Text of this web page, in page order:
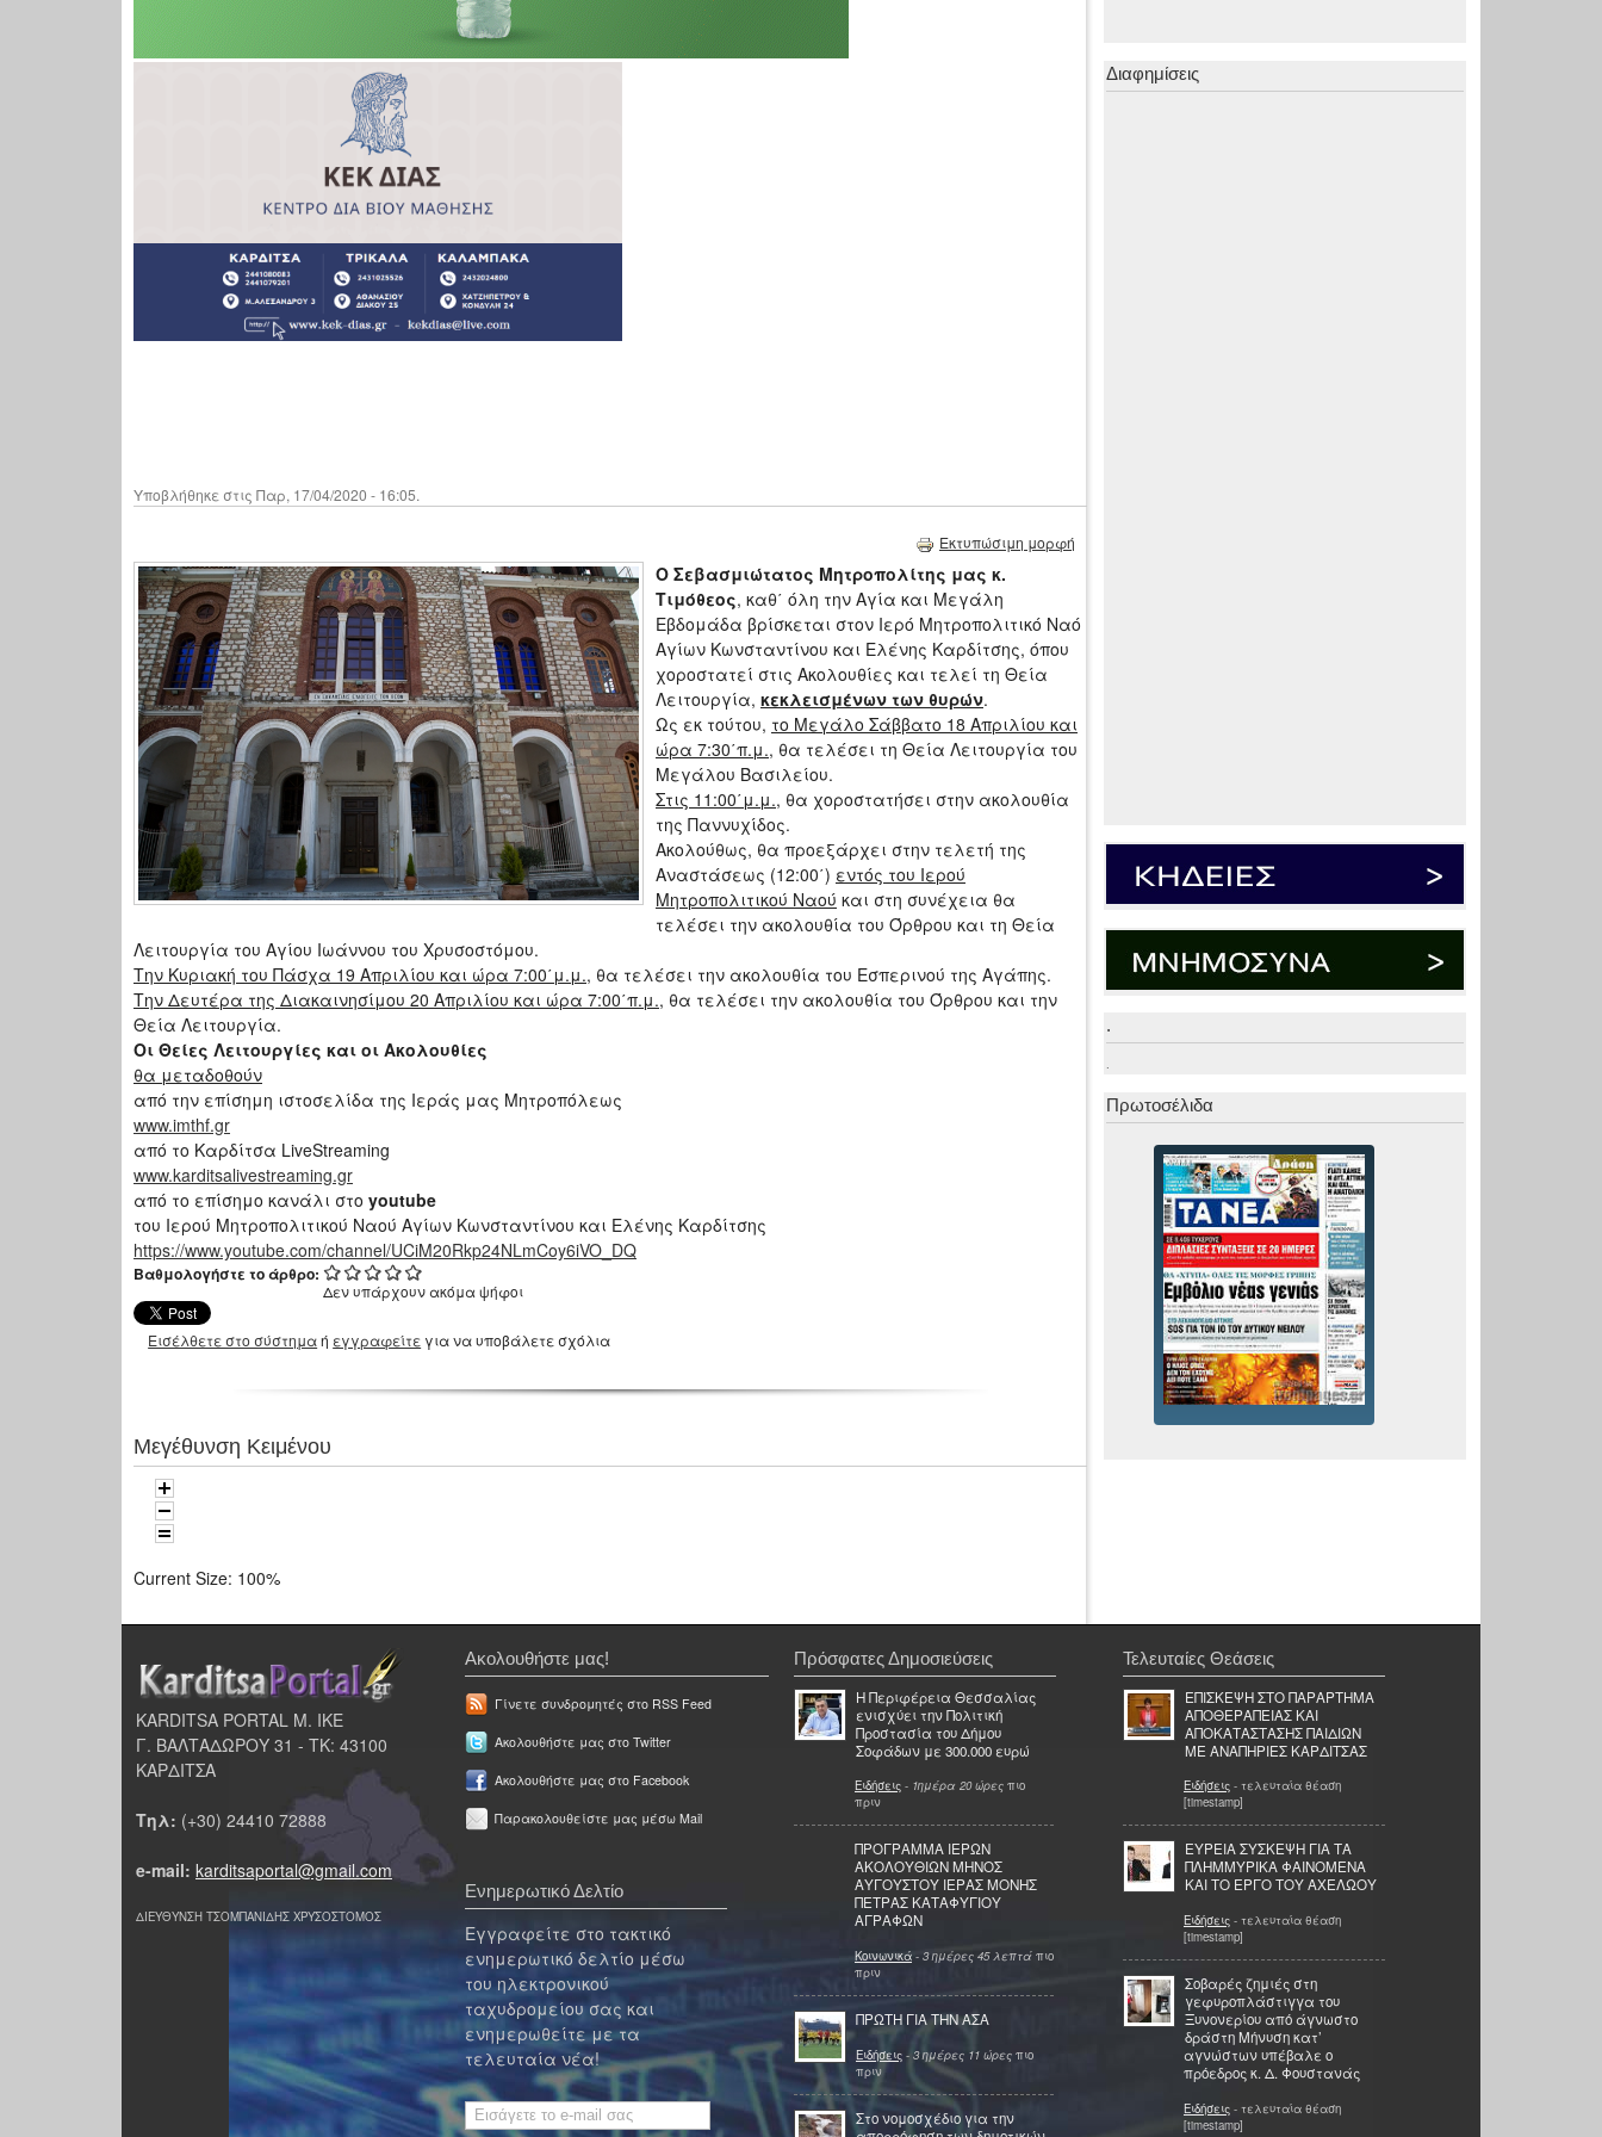
Υποβλήθηκε στις Παρ, 17/04/2020 - 16:05.
Εκτυπώσιμη μορφή
Ο Σεβασμιώτατος Μητροπολίτης μας κ.
Τιμόθεος, καθ΄ όλη την Αγία και Μεγάλη
Εβδομάδα βρίσκεται στον Ιερό Μητροπολιτικό Ναό
Αγίων Κωνσταντίνου και Ελένης Καρδίτσης, όπου
χοροστατεί στις Ακολουθίες και τελεί τη Θεία
Λειτουργία, κεκλεισμένων των θυρών.
Ως εκ τούτου, το Μεγάλο Σάββατο 18 Απριλίου και
ώρα 7:30΄π.μ., θα τελέσει τη Θεία Λειτουργία του
Μεγάλου Βασιλείου.
Στις 11:00΄μ.μ., θα χοροστατήσει στην ακολουθία
της Παννυχίδος.
Ακολούθως, θα προεξάρχει στην τελετή της
Αναστάσεως (12:00΄) εντός του Ιερού
Μητροπολιτικού Ναού και στη συνέχεια θα
τελέσει την ακολουθία του Όρθρου και τη Θεία
Λειτουργία του Αγίου Ιωάννου του Χρυσοστόμου.
Την Κυριακή του Πάσχα 19 Απριλίου και ώρα 7:00΄μ.μ., θα τελέσει την ακολουθία του Εσπερινού της Αγάπης.
Την Δευτέρα της Διακαινησίμου 20 Απριλίου και ώρα 7:00΄π.μ., θα τελέσει την ακολουθία του Όρθρου και την
Θεία Λειτουργία.
Οι Θείες Λειτουργίες και οι Ακολουθίες
θα μεταδοθούν
από την επίσημη ιστοσελίδα της Ιεράς μας Μητροπόλεως
www.imthf.gr
από το Καρδίτσα LiveStreaming
www.karditsalivestreaming.gr
από το επίσημο κανάλι στο youtube
του Ιερού Μητροπολιτικού Ναού Αγίων Κωνσταντίνου και Ελένης Καρδίτσης
https://www.youtube.com/channel/UCiM20Rkp24NLmCoy6iVO_DQ
Βαθμολογήστε το άρθρο:
Δεν υπάρχουν ακόμα ψήφοι
Εισέλθετε στο σύστημαή εγγραφείτε για να υποβάλετε σχόλια
Μεγέθυνση Κειμένου
Current Size: 100%
Διαφημίσεις
.
.
Πρωτοσέλιδα
KARDITSA PORTAL Μ. ΙΚΕ
Γ. ΒΑΛΤΑΔΩΡΟΥ 31 - ΤΚ: 43100
ΚΑΡΔΙΤΣΑ
Τηλ: (+30) 24410 72888
e-mail: karditsaportal@gmail.com
ΔΙΕΥΘΥΝΣΗ ΤΣΟΜΠΑΝΙΔΗΣ ΧΡΥΣΟΣΤΟΜΟΣ
Ακολουθήστε μας!
Γίνετε συνδρομητές στο RSS Feed
Ακολουθήστε μας στο Twitter
Ακολουθήστε μας στο Facebook
Παρακολουθείστε μας μέσω Mail
Ενημερωτικό Δελτίο
Εγγραφείτε στο τακτικό
ενημερωτικό δελτίο μέσω
του ηλεκτρονικού
ταχυδρομείου σας και
ενημερωθείτε με τα
τελευταία νέα!
Πρόσφατες Δημοσιεύσεις
Η Περιφέρεια Θεσσαλίας
ενισχύει την Πολιτική
Προστασία του Δήμου
Σοφάδων με 300.000 ευρώ
Ειδήσεις - 1ημέρα 20 ώρες πιο
πριν
ΠΡΟΓΡΑΜΜΑ ΙΕΡΩΝ
ΑΚΟΛΟΥΘΙΩΝ ΜΗΝΟΣ
ΑΥΓΟΥΣΤΟΥ ΙΕΡΑΣ ΜΟΝΗΣ
ΠΕΤΡΑΣ ΚΑΤΑΦΥΓΙΟΥ
ΑΓΡΑΦΩΝ
Κοινωνικά - 3 ημέρες 45 λεπτά πιο
πριν
ΠΡΩΤΗ ΓΙΑ ΤΗΝ ΑΣΑ
Ειδήσεις - 3 ημέρες 11 ώρες πιο
πριν
Στο νομοσχέδιο για την
Τελευταίες Θεάσεις
ΕΠΙΣΚΕΨΗ ΣΤΟ ΠΑΡΑΡΤΗΜΑ
ΑΠΟΘΕΡΑΠΕΙΑΣ ΚΑΙ
ΑΠΟΚΑΤΑΣΤΑΣΗΣ ΠΑΙΔΙΩΝ
ΜΕ ΑΝΑΠΗΡΙΕΣ ΚΑΡΔΙΤΣΑΣ
Ειδήσεις - τελευταία θέαση
[timestamp]
ΕΥΡΕΙΑ ΣΥΣΚΕΨΗ ΓΙΑ ΤΑ
ΠΛΗΜΜΥΡΙΚΑ ΦΑΙΝΟΜΕΝΑ
ΚΑΙ ΤΟ ΕΡΓΟ ΤΟΥ ΑΧΕΛΩΟΥ
Ειδήσεις - τελευταία θέαση
[timestamp]
Σοβαρές ζημιές στη
γεφυροπλάστιγγα του
Ξυνονερίου από άγνωστο
δράστη Μήνυση κατ’
αγνώστων υπέβαλε ο
πρόεδρος κ. Δ. Φουστανάς
Ειδήσεις - τελευταία θέαση
[timestamp]